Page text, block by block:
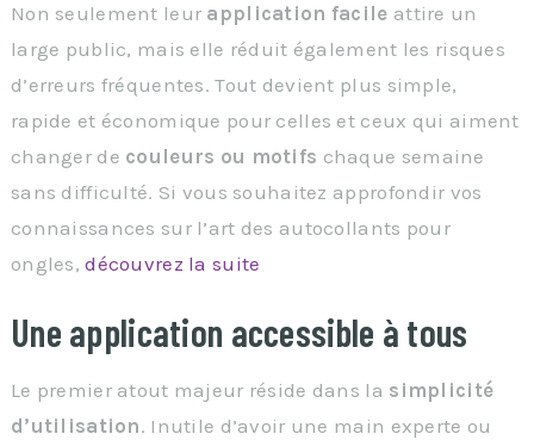
Non seulement leur application facile attire un
large public, mais elle réduit également les risques
d’erreurs fréquentes. Tout devient plus simple,
rapide et économique pour celles et ceux qui aiment
changer de couleurs ou motifs chaque semaine
sans difficulté. Si vous souhaitez approfondir vos
connaissances sur l’art des autocollants pour
ongles,découvrez la suite
Une application accessible à tous
Le premier atout majeur réside dans la simplicité
d’utilisation. Inutile d’avoir une main experte ou